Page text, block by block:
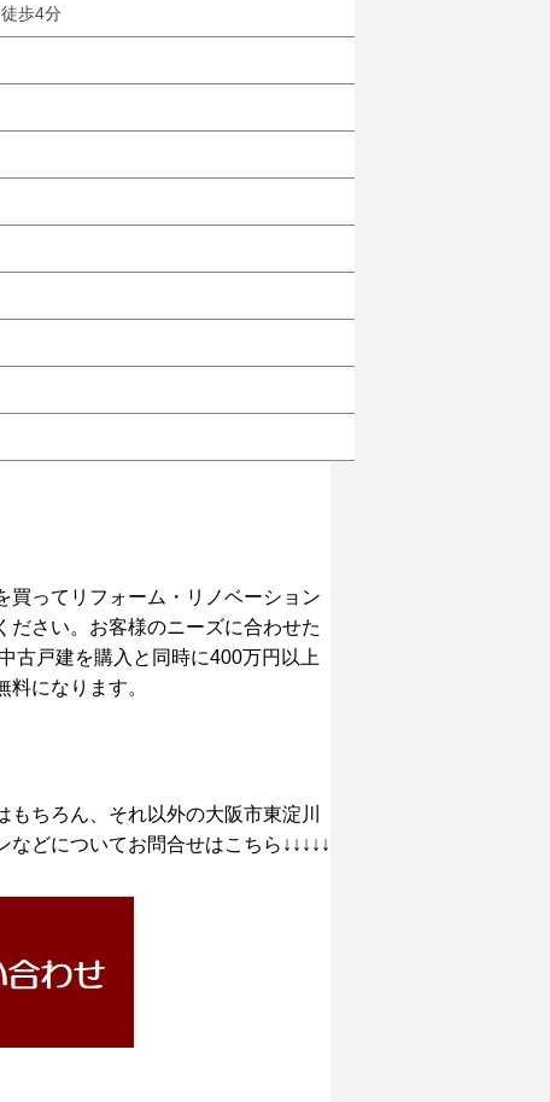
歩4分
買ってリフォーム・リノベーション
ださい。お客様のニーズに合わせた
古戸建を購入と同時に400万円以上
になります。
ちろん、それ以外の大阪市東淀川
どについてお問合せはこちら↓↓↓↓↓